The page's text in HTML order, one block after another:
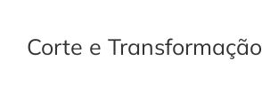
Corte e Transformação